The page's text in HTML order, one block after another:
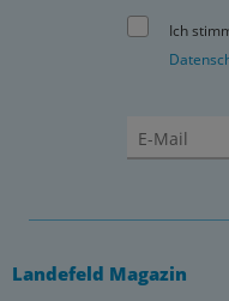
Ich
Landefeld Magazin